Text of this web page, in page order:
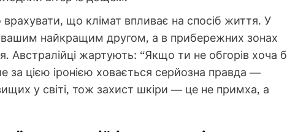
що клімат впливає на спосіб життя. У
вашим найкращим другом, а в прибережних зонах
Австралійці жартують: “Якщо ти не обгорів хоча б
за цією іронією ховається серйозна правда —
у світі, тож захист шкіри — це не примха, а